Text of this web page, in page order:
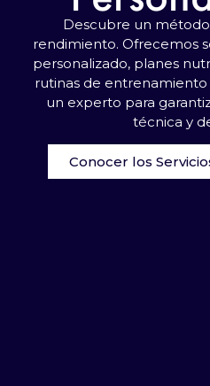
Descubre un
rendimiento. Ofrecemos
personalizado, planes
rutinas de entrenamiento
un experto para
técnica y
Conocer los